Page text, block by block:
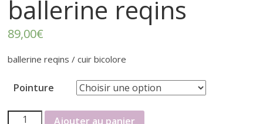
t
e
r
ballerine reqins
89,00€
ballerine reqins / cuir bicolore
Pointure
quantité
Ajouter au panier